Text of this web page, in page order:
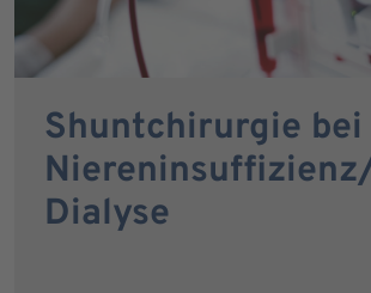
Shuntchirurgie bei
Dialyse